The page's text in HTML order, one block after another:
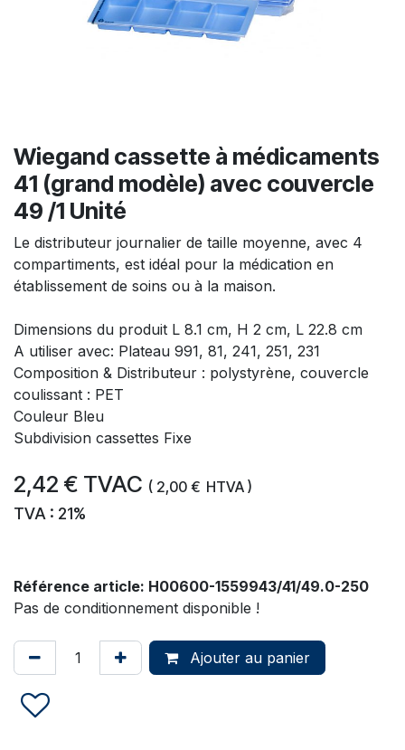
Wiegand cassette à médicaments
41 (grand modèle) avec couvercle
49 /1 Unité
Le distributeur journalier de taille moyenne, avec 4
compartiments, est idéal pour la médication en
établissement de soins ou à la maison.
Dimensions du produit L 8.1 cm, H 2 cm, L 22.8 cm
A utiliser avec: Plateau 991, 81, 241, 251, 231
Composition & Distributeur : polystyrène, couvercle
coulissant : PET
Couleur Bleu
Subdivision cassettes Fixe
2,42 € TVAC ( 2,00 € HTVA )
TVA : 21%
Référence article: H00600-1559943/41/49.0-250
Pas de conditionnement disponible !
Ajouter au panier